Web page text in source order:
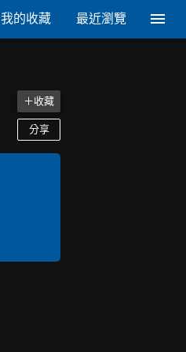
我的收藏 最近瀏覽
＋收藏
分享